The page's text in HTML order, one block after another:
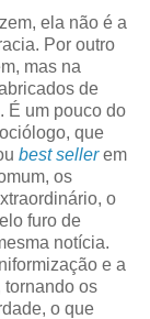
ela não é a
Por outro
mas na
de
É um pouco do
que
best sellerem
os
o
furo de
notícia.
e a
tornando os
o que